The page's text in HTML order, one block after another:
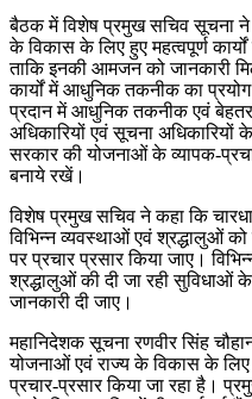
बैठक में विशेष प्रमुख सचिव सूचना ने
के विकास के लिए हुए महत्वपूर्ण कार्यों
ताकि इनकी आमजन को जानकारी
कार्यों में आधुनिक तकनीक का
प्रदान में आधुनिक तकनीक एवं
अधिकारियों एवं सूचना अधिकारियों
सरकार की योजनाओं के व्यापक-
बनाये रखें।
विशेष प्रमुख सचिव ने कहा कि
विभिन्न व्यवस्थाओं एवं श्रद्धालुओं
पर प्रचार प्रसार किया जाए। विभिन्न
श्रद्धालुओं की दी जा रही सुविधाओं के
जानकारी दी जाए।
महानिदेशक सूचना रणवीर सिंह
योजनाओं एवं राज्य के विकास के लिए
प्रचार-प्रसार किया जा रहा है।